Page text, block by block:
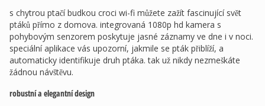
s chytrou ptačí budkou croci wi-fi můžete zažít fascinující svět
ptáků přímo z domova. integrovaná 1080p hd kamera s
pohybovým senzorem poskytuje jasné záznamy ve dne i v noci.
speciální aplikace vás upozorní, jakmile se pták přiblíží, a
automaticky identifikuje druh ptáka. tak už nikdy nezmeškáte
žádnou návštěvu.
robustní a elegantní design